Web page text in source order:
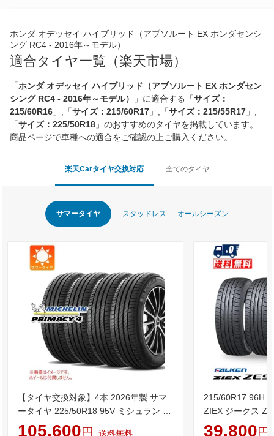
ホンダ オデッセイ ハイブリッド（アブソルート EX ホンダセンシ
ング RC4 - 2016年～モデル）
適合タイヤ一覧（楽天市場）
「ホンダ オデッセイ ハイブリッド（アブソルート EX ホンダセン
シング RC4 - 2016年～モデル）
」に適合する「サイズ：
215/60R16 」,「サイズ：215/60R17 」,「サイズ：215/55R17 」,
「サイズ：225/50R18 」のおすすめのタイヤを掲載しています。
商品ページで車種への適合をご確認の上ご購入ください。
楽天Carタイヤ交換対応 全てのタイヤ
サマータイヤ スタッドレス オールシーズン
【タイヤ交換対象】4本 2026年製 サマ
ータイヤ 225/50R18 95V ミシュラン プ
ライマシー4 MICHELIN PRIMACY4
105,600円
送料無料
215/60R17 96H
ZIEX ジークス
単品4本セット
39,800円